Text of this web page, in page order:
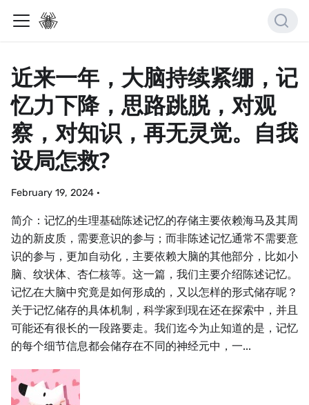
近来一年，大脑持续紧绷，记
忆力下降，思路跳脱，对观
察，对知识，再无灵觉。自我
设局怎救?
February 19, 2024 ·
简介：记忆的生理基础陈述记忆的存储主要依赖海马及其周
边的新皮质，需要意识的参与；而非陈述记忆通常不需要意
识的参与，更加自动化，主要依赖大脑的其他部分，比如小
脑、纹状体、杏仁核等。这一篇，我们主要介绍陈述记忆。
记忆在大脑中究竟是如何形成的，又以怎样的形式储存呢？
关于记忆储存的具体机制，科学家到现在还在探索中，并且
可能还有很长的一段路要走。我们迄今为止知道的是，记忆
的每个细节信息都会储存在不同的神经元中，一...